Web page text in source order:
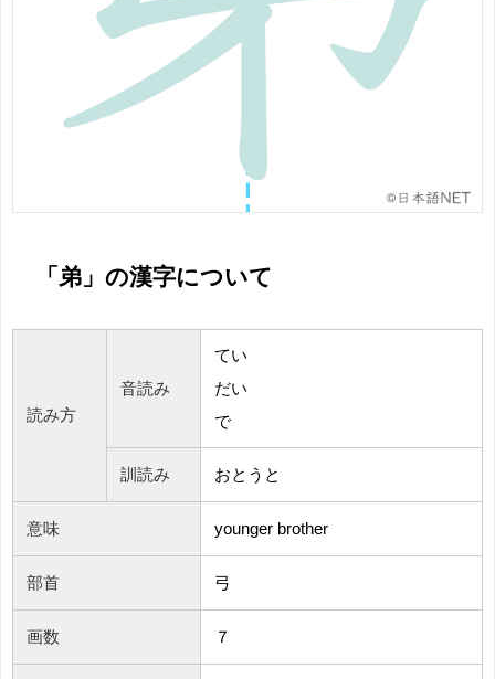
「弟」の漢字について
読み方
音読み
てい
だい
で
訓読み おとうと
意味 younger brother
部首 弓
画数 ７